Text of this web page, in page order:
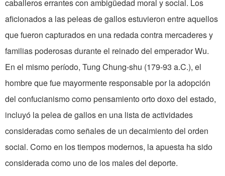
caba­lleros errantes con ambigüedad moral y social. Los
aficionados a las peleas de gallos estuvieron entre aquellos
que fueron capturados en una redada contra mercaderes y
familias poderosas durante el reinado del emperador Wu.
En el mismo período, Tung Chung-shu (179-93 a.C.), el
hombre que fue mayor­mente responsable por la adopción
del confucianismo como pensamiento orto­ doxo del estado,
incluyó la pelea de gallos en una lista de actividades
conside­radas como señales de un decaimiento del orden
social. Como en los tiempos modernos, la apuesta ha sido
considerada como uno de los males del deporte.